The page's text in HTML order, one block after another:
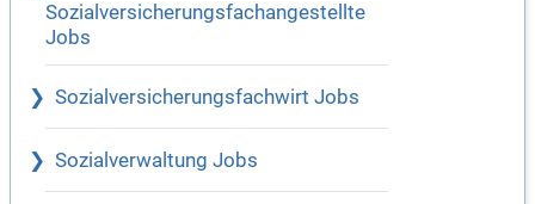
Sozialversicherungsfachangestellte
Jobs
Sozialversicherungsfachwirt Jobs
Sozialverwaltung Jobs